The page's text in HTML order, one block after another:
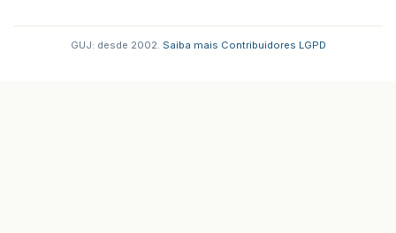
GUJ: desde 2002. Saiba mais Contribuidores LGPD